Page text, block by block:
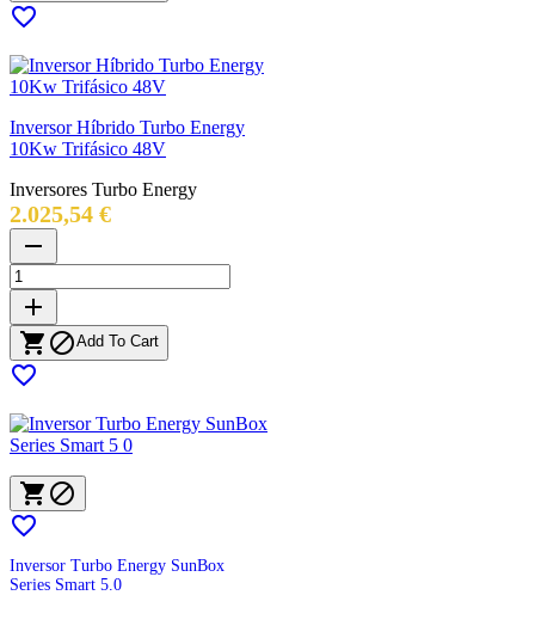

Inversor Híbrido Turbo Energy
10Kw Trifásico 48V
Inversores Turbo Energy
2.025,54 €Precio
remove
add
 Add To Cart

 

Inversor Turbo Energy SunBox
Series Smart 5.0